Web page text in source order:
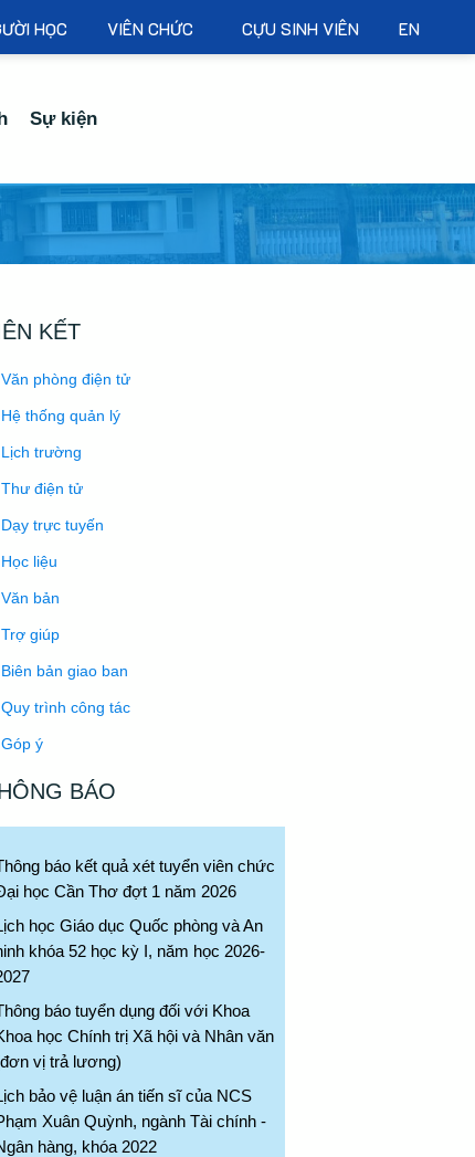
HỌC VIÊN CHỨC CỰU SINH VIÊN EN
Sự kiện
KẾT
Văn phòng điện tử
Hệ thống quản lý
Lịch trường
Thư điện tử
Dạy trực tuyến
Học liệu
Văn bản
Trợ giúp
Biên bản giao ban
Quy trình công tác
Góp ý
BÁO
báo kết quả xét tuyển viên chức
học Cần Thơ đợt 1 năm 2026
học Giáo dục Quốc phòng và An
khóa 52 học kỳ I, năm học 2026-
báo tuyển dụng đối với Khoa
học Chính trị Xã hội và Nhân văn
vị trả lương)
bảo vệ luận án tiến sĩ của NCS
Xuân Quỳnh, ngành Tài chính -
hàng, khóa 2022